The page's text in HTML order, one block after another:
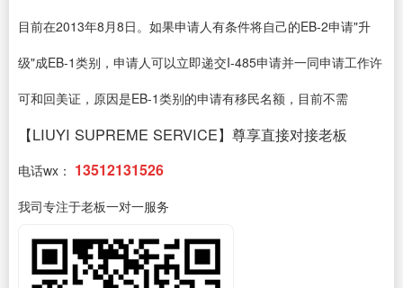
目前在2013年8月8日。如果申请人有条件将自己的EB-2申请"升
级"成EB-1类别，申请人可以立即递交I-485申请并一同申请工作许
可和回美证，原因是EB-1类别的申请有移民名额，目前不需
【LIUYI SUPREME SERVICE】尊享直接对接老板
电话wx： 13512131526
我司专注于老板一对一服务